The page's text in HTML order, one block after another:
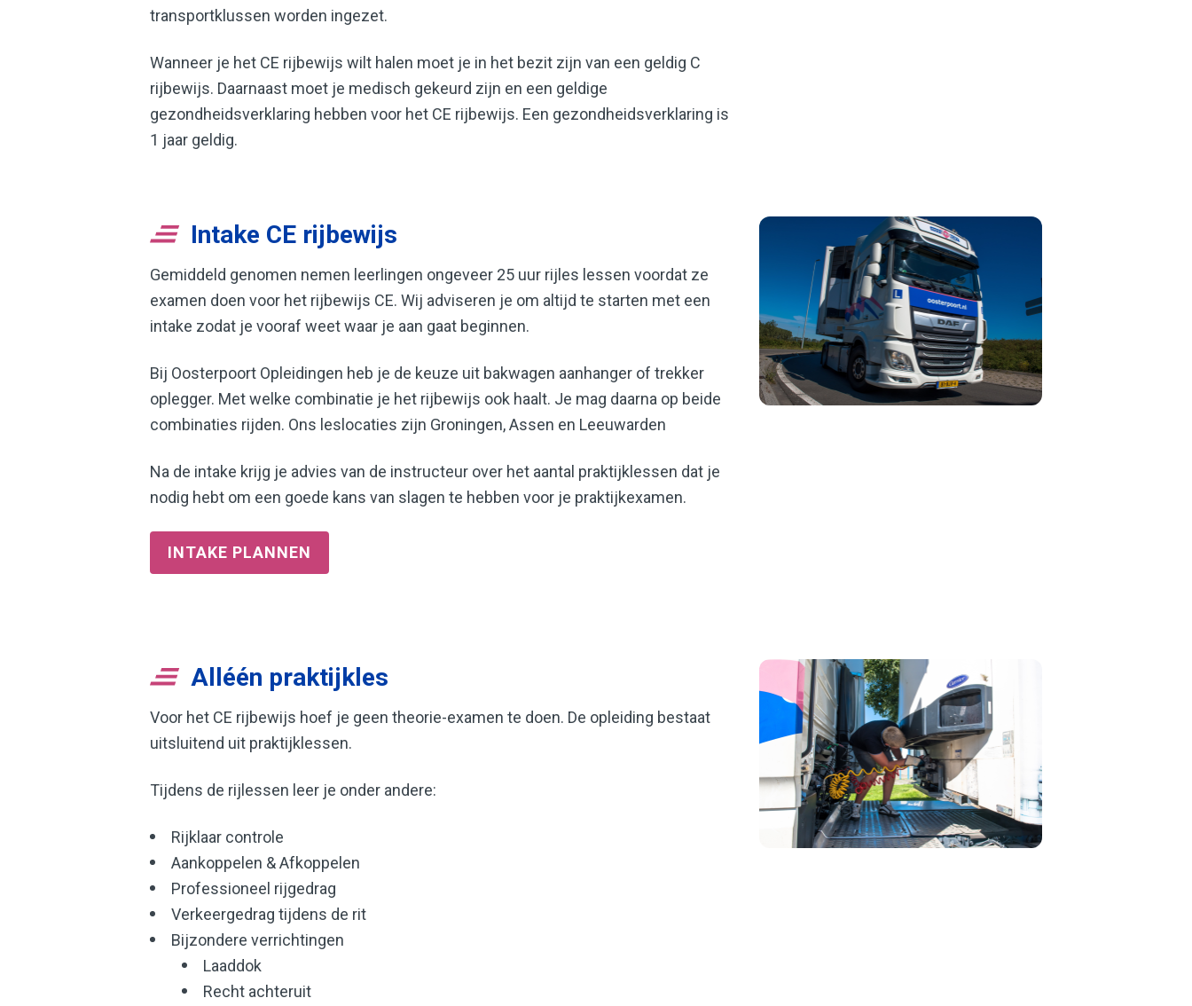
transportklussen worden ingezet.
Wanneer je het CE rijbewijs wilt halen moet je in het bezit zijn van een geldig C
rijbewijs. Daarnaast moet je medisch gekeurd zijn en een geldige
gezondheidsverklaring hebben voor het CE rijbewijs. Een gezondheidsverklaring is
1 jaar geldig.
Intake CE rijbewijs
Gemiddeld genomen nemen leerlingen ongeveer 25 uur rijles lessen voordat ze
examen doen voor het rijbewijs CE. Wij adviseren je om altijd te starten met een
intake zodat je vooraf weet waar je aan gaat beginnen.
Bij Oosterpoort Opleidingen heb je de keuze uit bakwagen aanhanger of trekker
oplegger. Met welke combinatie je het rijbewijs ook haalt. Je mag daarna op beide
combinaties rijden. Ons leslocaties zijn Groningen, Assen en Leeuwarden
Na de intake krijg je advies van de instructeur over het aantal praktijklessen dat je
nodig hebt om een goede kans van slagen te hebben voor je praktijkexamen.
INTAKE PLANNEN
Alléén praktijkles
Voor het CE rijbewijs hoef je geen theorie-examen te doen. De opleiding bestaat
uitsluitend uit praktijklessen.
Tijdens de rijlessen leer je onder andere:
Rijklaar controle
Aankoppelen & Afkoppelen
Professioneel rijgedrag
Verkeergedrag tijdens de rit
Bijzondere verrichtingen
Laaddok
Recht achteruit